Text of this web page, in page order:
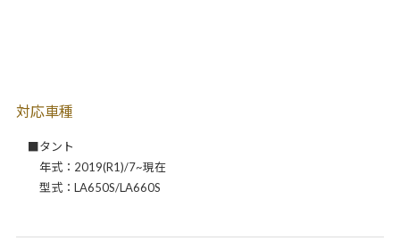
対応車種
■タント
年式：2019(R1)/7~現在
型式：LA650S/LA660S